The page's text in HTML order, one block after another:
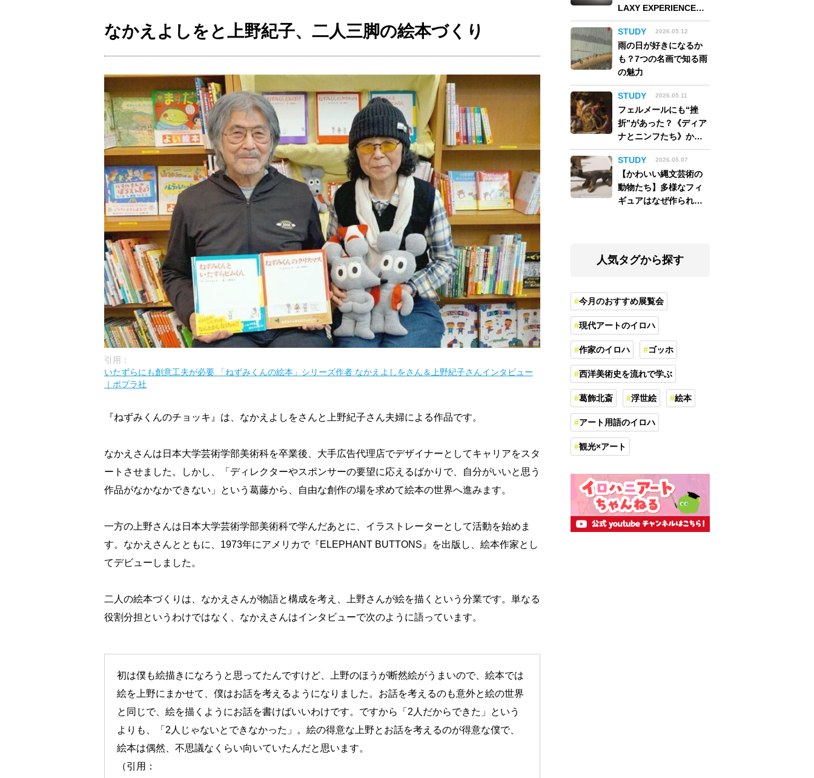
なかえよしをと上野紀子、二人三脚の絵本づくり
引用：
いたずらにも創意工夫が必要 「ねずみくんの絵本」シリーズ作者 なかえよしをさん＆上野紀子さんインタビュー
｜ポプラ社
『ねずみくんのチョッキ』は、なかえよしをさんと上野紀子さん夫婦による作品です。
なかえさんは日本大学芸術学部美術科を卒業後、大手広告代理店でデザイナーとしてキャリアをスタ
ートさせました。しかし、「ディレクターやスポンサーの要望に応えるばかりで、自分がいいと思う
作品がなかなかできない」という葛藤から、自由な創作の場を求めて絵本の世界へ進みます。
一方の上野さんは日本大学芸術学部美術科で学んだあとに、イラストレーターとして活動を始めま
す。なかえさんとともに、1973年にアメリカで『ELEPHANT BUTTONS』を出版し、絵本作家とし
てデビューしました。
二人の絵本づくりは、なかえさんが物語と構成を考え、上野さんが絵を描くという分業です。単なる
役割分担というわけではなく、なかえさんはインタビューで次のように語っています。
初は僕も絵描きになろうと思ってたんですけど、上野のほうが断然絵がうまいので、絵本では
絵を上野にまかせて、僕はお話を考えるようになりました。お話を考えるのも意外と絵の世界
と同じで、絵を描くようにお話を書けばいいわけです。ですから「2人だからできた」という
よりも、「2人じゃないとできなかった」。絵の得意な上野とお話を考えるのが得意な僕で、
絵本は偶然、不思議なくらい向いていたんだと思います。
（引用：
LAXY EXPERIENCE
あの旅は、まだ続いて
いる。』999号に乗り銀
河へ旅立つ。“観る”か
ら“体験する”展覧会
【角川武蔵野ミュージ
アム】
STUDY 2026.05.12
雨の日が好きになるか
も？7つの名画で知る雨
の魅力
STUDY 2026.05.11
フェルメールにも“挫
折”があった？《ディア
ナとニンフたち》から
読み解く巨匠の夢
STUDY
2026.05.07
【かわいい縄文芸術の
動物たち】多様なフィ
ギュアはなぜ作られ
人気タグから探す
今月のおすすめ展覧会
現代アートのイロハ
作家のイロハ ゴッホ
西洋美術史を流れで学ぶ
葛飾北斎 浮世絵 絵本
アート用語のイロハ
観光×アート